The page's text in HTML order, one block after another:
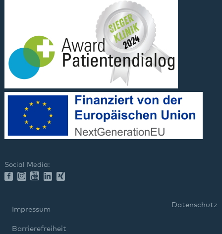
Social Media:
Impressum
Datenschutz
Barrierefreiheit